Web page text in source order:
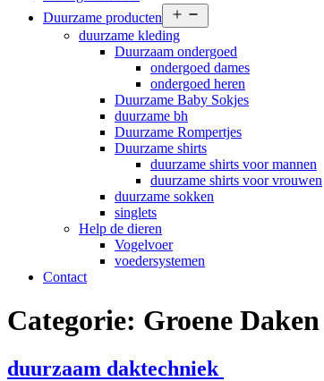
Duurzame producten
menu
duurzame kleding
Duurzaam ondergoed
ondergoed dames
ondergoed heren
Duurzame Baby Sokjes
duurzame bh
Duurzame Rompertjes
Duurzame shirts
duurzame shirts voor mannen
duurzame shirts voor vrouwen
duurzame sokken
singlets
Help de dieren
Vogelvoer
voedersystemen
Contact
Categorie: Groene
duurzaam daktechniek